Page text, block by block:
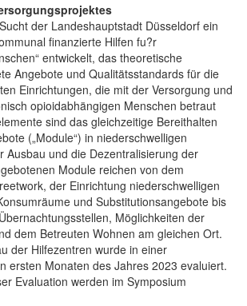
der Landeshauptstadt Düsseldorf ein
finanzierte Hilfen fu?r
entwickelt, das theoretische
Angebote und Qualitätsstandards für die
Einrichtungen, die mit der Versorgung und
opioidabhängigen Menschen betraut
sind das gleichzeitige Bereithalten
(„Module“) in niederschwelligen
Ausbau und die Dezentralisierung der
Module reichen von dem
der Einrichtung niederschwelligen
und Substitutionsangebote bis
Möglichkeiten der
dem Betreuten Wohnen am gleichen Ort.
der Hilfezentren wurde in einer
ersten Monaten des Jahres 2023 evaluiert.
Evaluation werden im Symposium